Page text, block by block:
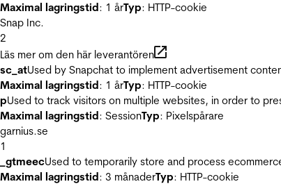
Maximal lagringstid: 1 årTyp: HTTP-cookie
Snap Inc.
2
Läs mer om den här leverantören
sc_atUsed by Snapchat to implement advertisement
Maximal lagringstid: 1 årTyp: HTTP-cookie
pUsed to track visitors on multiple websites, in order to
Maximal lagringstid: SessionTyp: Pixelspårare
garnius.se
1
_gtmeecUsed to temporarily store and process
Maximal lagringstid: 3 månaderTyp: HTTP-cookie